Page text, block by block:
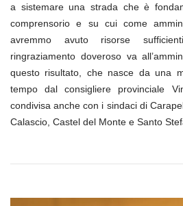
a sistemare una strada che è
comprensorio e su cui come
avremmo avuto risorse
ringraziamento doveroso va
questo risultato, che nasce da una
tempo dal consigliere provinciale
condivisa anche con i sindaci di
Calascio, Castel del Monte e Santo